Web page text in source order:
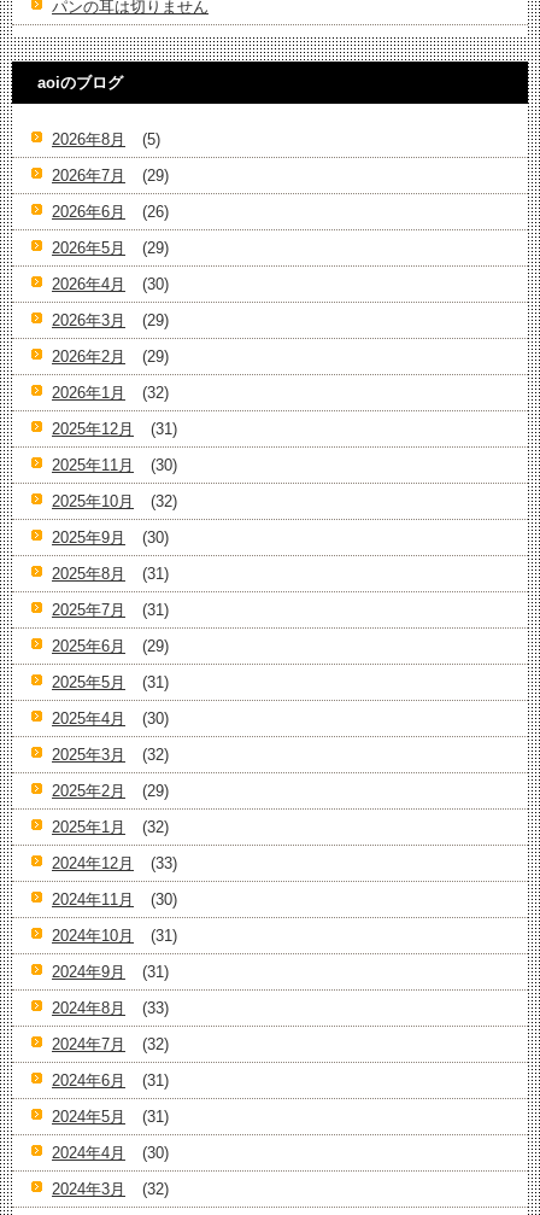
パンの耳は切りません
aoiのブログ
2026年8月
(5)
2026年7月
(29)
2026年6月
(26)
2026年5月
(29)
2026年4月
(30)
2026年3月
(29)
2026年2月
(29)
2026年1月
(32)
2025年12月
(31)
2025年11月
(30)
2025年10月
(32)
2025年9月
(30)
2025年8月
(31)
2025年7月
(31)
2025年6月
(29)
2025年5月
(31)
2025年4月
(30)
2025年3月
(32)
2025年2月
(29)
2025年1月
(32)
2024年12月
(33)
2024年11月
(30)
2024年10月
(31)
2024年9月
(31)
2024年8月
(33)
2024年7月
(32)
2024年6月
(31)
2024年5月
(31)
2024年4月
(30)
2024年3月
(32)